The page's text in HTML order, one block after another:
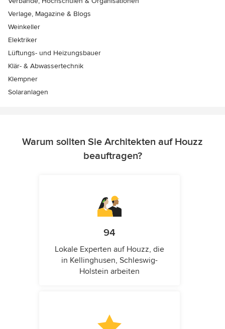
Verlage, Magazine & Blogs
Weinkeller
Elektriker
Lüftungs- und Heizungsbauer
Klär- & Abwassertechnik
Klempner
Solaranlagen
Warum sollten Sie Architekten auf Houzz
beauftragen?
94
Lokale Experten auf Houzz, die
in Kellinghusen, Schleswig-
Holstein arbeiten